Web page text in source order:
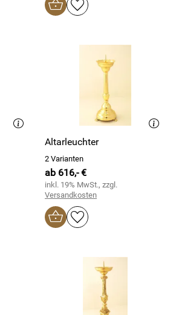
Altarleuchter
2 Varianten
ab 616,- €
inkl. 19% MwSt., zzgl.
Versandkosten